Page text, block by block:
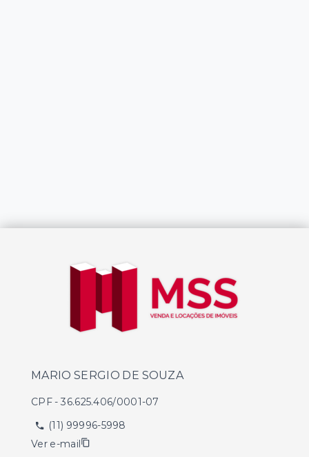
MARIO SERGIO DE SOUZA
CPF-36.625.406/0001-07
(11) 99996-5998
Ver e-mail